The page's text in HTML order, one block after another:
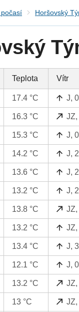
Horšovský
Teplota Vítr
17.4 °C J,
16.3 °C JZ,
15.3 °C J,
14.2 °C J,
13.6 °C J,
13.2 °C J,
13.8 °C JZ,
13.2 °C JZ,
13.4 °C J,
12.1 °C J,
13.2 °C JZ,
13 °C JZ,